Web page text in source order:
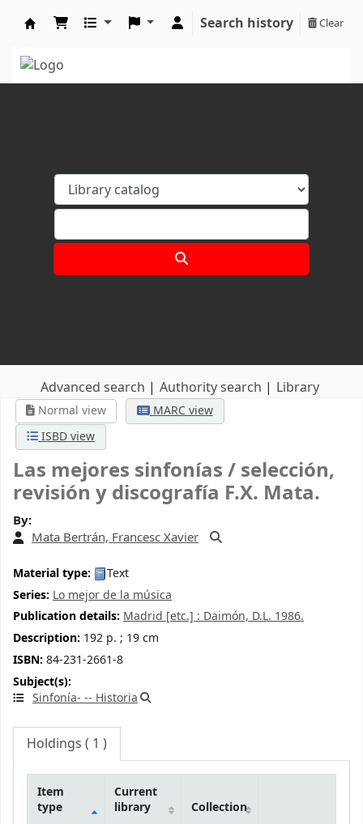
Search history Clear
Advanced search Authority search Library
Normal view
MARC view
ISBD view
Las mejores sinfonías /selección,
revisión y discografía F.X. Mata.
By:
Mata Bertrán, Francesc Xavier
Material type:
Text
Series: Lo mejor de la música
Publication details: Madrid [etc.] :Daimón,D.L. 1986.
Description: 192 p. ; 19 cm
ISBN: 84-231-2661-8
Subject(s):
Sinfonía- -- Historia
Holdings ( 1 )
Item
type
Current
library
Collection